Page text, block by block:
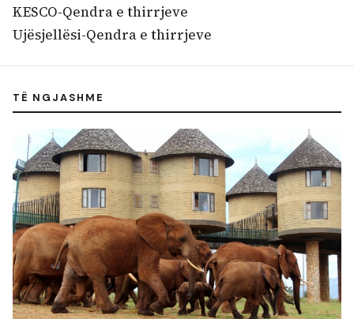
KESCO-Qendra e thirrjeve
Ujësjellësi-Qendra e thirrjeve
TË NGJASHME